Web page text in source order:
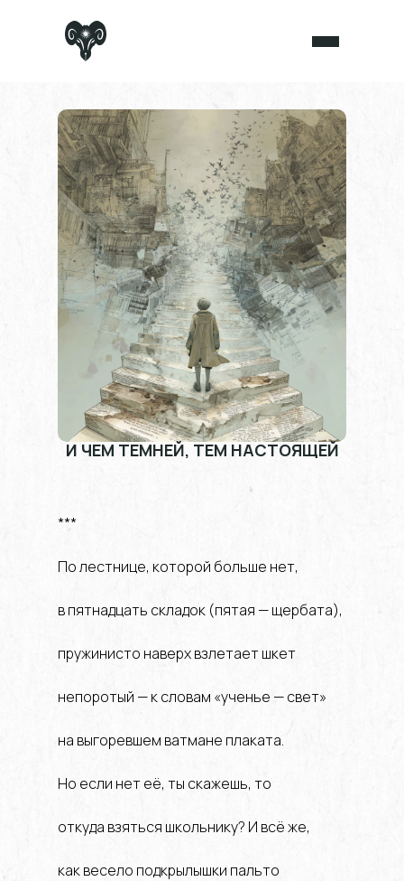
И ЧЕМ ТЕМНЕЙ, ТЕМ НАСТОЯЩЕЙ
***
По лестнице, которой больше нет,
в пятнадцать складок (пятая — щербата),
пружинисто наверх взлетает шкет
непоротый — к словам «ученье — свет»
на выгоревшем ватмане плаката.
Но если нет её, ты скажешь, то
откуда взяться школьнику? И всё же,
как весело подкрылышки пальто